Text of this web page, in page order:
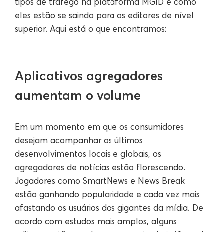
eles estão se saindo para os editores de nível
superior. Aqui está o que encontramos:
Aplicativos agregadores
aumentam o volume
Em um momento em que os consumidores
desejam acompanhar os últimos
desenvolvimentos locais e globais, os
agregadores de notícias estão florescendo.
Jogadores como SmartNews e News Break
estão ganhando popularidade e cada vez mais
afastando os usuários dos gigantes da mídia. De
acordo com estudos mais amplos, alguns